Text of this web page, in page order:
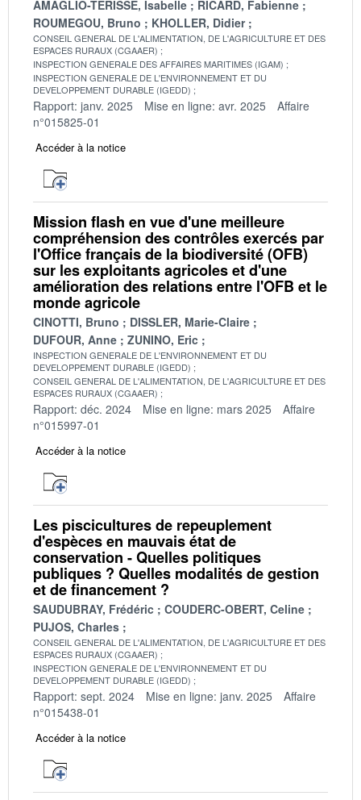
AMAGLIO-TERISSE, Isabelle
RICARD, Fabienne
ROUMEGOU, Bruno
KHOLLER, Didier
CONSEIL GENERAL DE L'ALIMENTATION, DE L'AGRICULTURE ET DES
ESPACES RURAUX (CGAAER)
INSPECTION GENERALE DES AFFAIRES MARITIMES (IGAM)
INSPECTION GENERALE DE L'ENVIRONNEMENT ET DU
DEVELOPPEMENT DURABLE (IGEDD)
Rapport: janv. 2025 Mise en ligne: avr. 2025
Affaire
n°015825-01
Accéder à la notice
Mission flash en vue d'une meilleure
compréhension des contrôles exercés par
l'Office français de la biodiversité (OFB)
sur les exploitants agricoles et d'une
amélioration des relations entre l'OFB et le
monde agricole
CINOTTI, Bruno
DISSLER, Marie-Claire
DUFOUR, Anne
ZUNINO, Eric
INSPECTION GENERALE DE L'ENVIRONNEMENT ET DU
DEVELOPPEMENT DURABLE (IGEDD)
CONSEIL GENERAL DE L'ALIMENTATION, DE L'AGRICULTURE ET DES
ESPACES RURAUX (CGAAER)
Rapport: déc. 2024 Mise en ligne: mars 2025
Affaire
n°015997-01
Accéder à la notice
Les piscicultures de repeuplement
d'espèces en mauvais état de
conservation - Quelles politiques
publiques ? Quelles modalités de gestion
et de financement ?
SAUDUBRAY, Frédéric
COUDERC-OBERT, Celine
PUJOS, Charles
CONSEIL GENERAL DE L'ALIMENTATION, DE L'AGRICULTURE ET DES
ESPACES RURAUX (CGAAER)
INSPECTION GENERALE DE L'ENVIRONNEMENT ET DU
DEVELOPPEMENT DURABLE (IGEDD)
Rapport: sept. 2024 Mise en ligne: janv. 2025
Affaire
n°015438-01
Accéder à la notice